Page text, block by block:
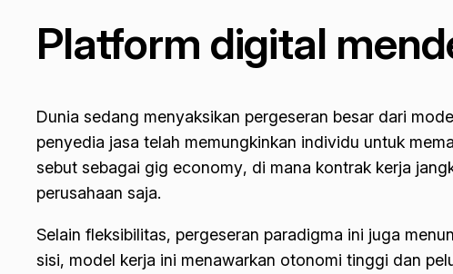
Platform digital
Dunia sedang menyaksikan pergeseran besar dari
penyedia jasa telah memungkinkan individu untuk
sebut sebagai gig economy, di mana kontrak kerja
perusahaan saja.
Selain fleksibilitas, pergeseran paradigma ini juga
sisi, model kerja ini menawarkan otonomi tinggi dan